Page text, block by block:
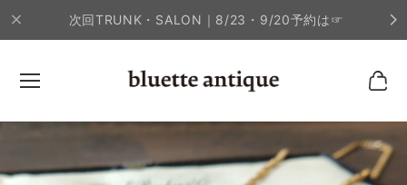
次回TRUNK・SALON｜8/23・9/20予約は☞